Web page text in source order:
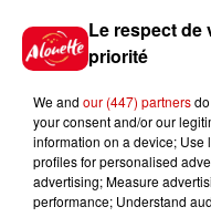
7h03
droit
Le respect de
priorité
We and our (447) partners
your consent and/or our
information on a device; Use
profiles for personalised
advertising; Measure
performance; Understand